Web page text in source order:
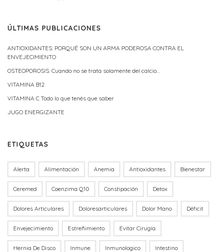
ÚLTIMAS PUBLICACIONES
ANTIOXIDANTES: PORQUÉ SON UN ARMA PODEROSA CONTRA EL
ENVEJECIMIENTO
OSTEOPOROSIS: Cuando no se trata solamente del calcio…
VITAMINA B12
VITAMINA C Todo lo que tenés que saber
JUGO ENERGIZANTE
ETIQUETAS
Alerta Alimentación Anemia Antioxidantes Bienestar
Ceremed Coenzima Q10 Constipación Detox
Dolores Articulares Doloresarticulares Dolor Mano Déficit
Envejecimiento Estreñimiento Evitar Cirugía
Hernia De Disco Inmune Inmunologico Intestino